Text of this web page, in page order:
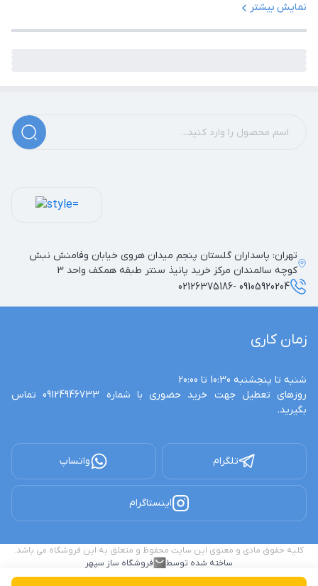
نمایش بیشتر
زمان کاری
بگیرید.
تلگرام واتساپ
اینستاگرام
تهران: پاسداران گلستان پنجم میدان هروی خیابان وفامنش نبش
کوچه سالمندان مرکز خرید پانیذ سنتر طبقه همکف واحد 3
09105920204 -02126375186
کلیه حقوق مادی و معنوی این سایت محفوظ و متعلق به این فروشگاه می باشد.
ساخته شده توسط
فروشگاه ساز سپهر